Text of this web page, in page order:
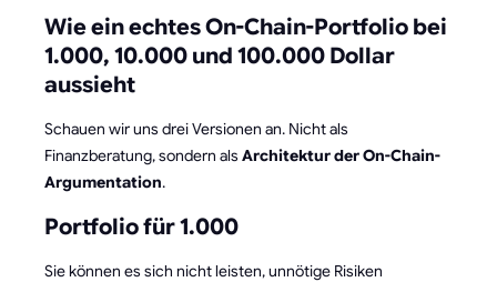
Wie ein echtes On-Chain-Portfolio bei
1.000, 10.000 und 100.000 Dollar
aussieht
Schauen wir uns drei Versionen an. Nicht als
Finanzberatung, sondern als Architektur der On-Chain-
Argumentation.
Portfolio für 1.000
Sie können es sich nicht leisten, unnötige Risiken